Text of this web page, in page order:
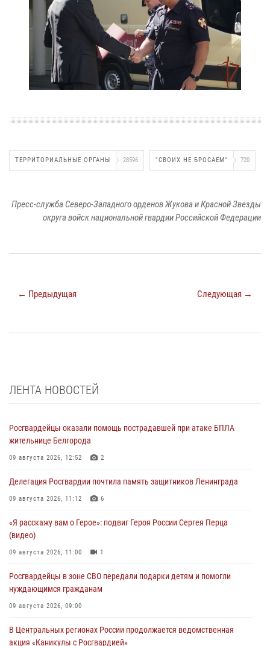
ТЕРРИТОРИАЛЬНЫЕ ОРГАНЫ 28596 "СВОИХ НЕ БРОСАЕМ" 720
Пресс-служба Северо-Западного орденов Жукова и Красной Звезды
округа войск национальной гвардии Российской Федерации
← Предыдущая Следующая →
ЛЕНТА НОВОСТЕЙ
Росгвардейцы оказали помощь пострадавшей при атаке БПЛА
жительнице Белгорода
09 августа 2026, 12:52 2
Делегация Росгвардии почтила память защитников Ленинграда
09 августа 2026, 11:12 6
«Я расскажу вам о Герое»: подвиг Героя России Сергея Перца
(видео)
09 августа 2026, 11:00 1
Росгвардейцы в зоне СВО передали подарки детям и помогли
нуждающимся гражданам
09 августа 2026, 09:00
В Центральных регионах России продолжается ведомственная
акция «Каникулы с Росгвардией»